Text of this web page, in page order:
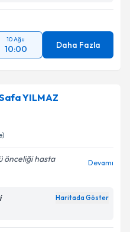
10 Ağu
10:00 Daha Fazla
YILMAZ
önceliği hasta
Devamı
Haritada Göster